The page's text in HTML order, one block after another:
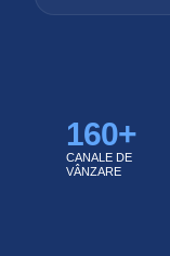
CANALE DE
VÂNZARE
160+